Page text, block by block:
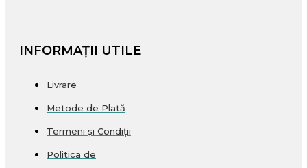
INFORMAȚII UTILE
Livrare
Metode de Plată
Termeni și Condiții
Politica de